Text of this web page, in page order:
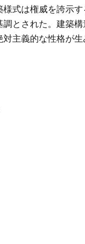
式は権威を誇示
とされた。建築
主義的な性格が